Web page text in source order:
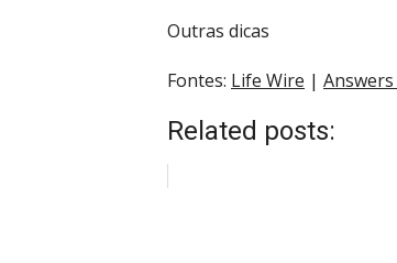
Outras dicas
Fontes: Life Wire |
Related posts: